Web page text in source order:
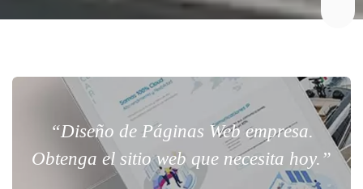
“Diseño de Páginas Web empresa.
Obtenga el sitio web que necesita hoy.”